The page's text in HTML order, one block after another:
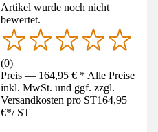
Artikel wurde noch nicht
bewertet.
(0)
Preis — 164,95 € * Alle Preise
inkl. MwSt. und ggf. zzgl.
Versandkosten pro ST164,95
€*/ ST